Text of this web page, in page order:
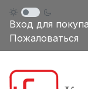
Вход для
Пожаловаться